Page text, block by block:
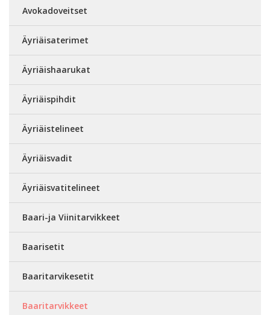
Avokadoveitset
Äyriäisaterimet
Äyriäishaarukat
Äyriäispihdit
Äyriäistelineet
Äyriäisvadit
Äyriäisvatitelineet
Baari-ja Viinitarvikkeet
Baarisetit
Baaritarvikesetit
Baaritarvikkeet